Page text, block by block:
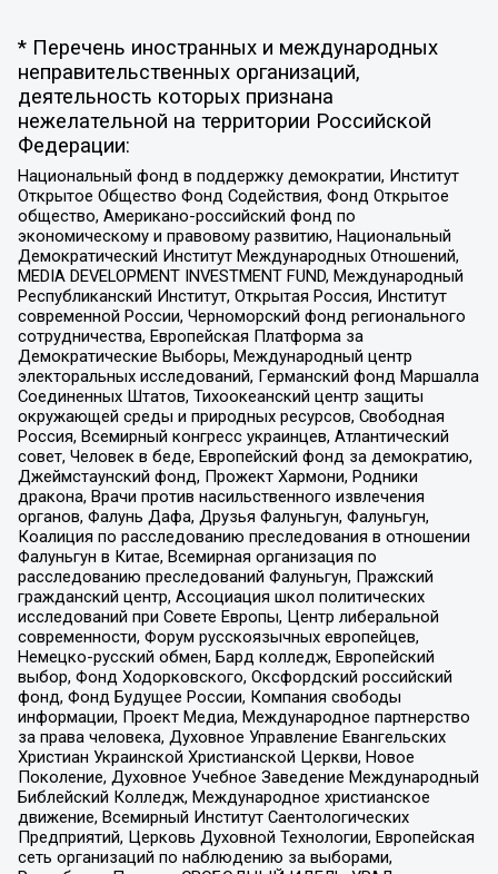
* Перечень иностранных и международных
неправительственных организаций,
деятельность которых признана
нежелательной на территории Российской
Федерации:
Национальный фонд в поддержку демократии, Институт
Открытое Общество Фонд Содействия, Фонд Открытое
общество, Американо-российский фонд по
экономическому и правовому развитию, Национальный
Демократический Институт Международных Отношений,
MEDIA DEVELOPMENT INVESTMENT FUND, Международный
Республиканский Институт, Открытая Россия, Институт
современной России, Черноморский фонд регионального
сотрудничества, Европейская Платформа за
Демократические Выборы, Международный центр
электоральных исследований, Германский фонд Маршалла
Соединенных Штатов, Тихоокеанский центр защиты
окружающей среды и природных ресурсов, Свободная
Россия, Всемирный конгресс украинцев, Атлантический
совет, Человек в беде, Европейский фонд за демократию,
Джеймстаунский фонд, Прожект Хармони, Родники
дракона, Врачи против насильственного извлечения
органов, Фалунь Дафа, Друзья Фалуньгун, Фалуньгун,
Коалиция по расследованию преследования в отношении
Фалуньгун в Китае, Всемирная организация по
расследованию преследований Фалуньгун, Пражский
гражданский центр, Ассоциация школ политических
исследований при Совете Европы, Центр либеральной
современности, Форум русскоязычных европейцев,
Немецко-русский обмен, Бард колледж, Европейский
выбор, Фонд Ходорковского, Оксфордский российский
фонд, Фонд Будущее России, Компания свободы
информации, Проект Медиа, Международное партнерство
за права человека, Духовное Управление Евангельских
Христиан Украинской Христианской Церкви, Новое
Поколение, Духовное Учебное Заведение Международный
Библейский Колледж, Международное христианское
движение, Всемирный Институт Саентологических
Предприятий, Церковь Духовной Технологии, Европейская
сеть организаций по наблюдению за выборами,